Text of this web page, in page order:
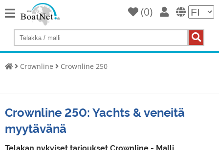
Home
Osta
Kaupallinen
myyjä
Yksityinen
myyjä
(0)
Crownline Crownline 250
Crownline 250: Yachts & veneitä
myytävänä
Telakan nykyiset tarjoukset Crownline - Malli